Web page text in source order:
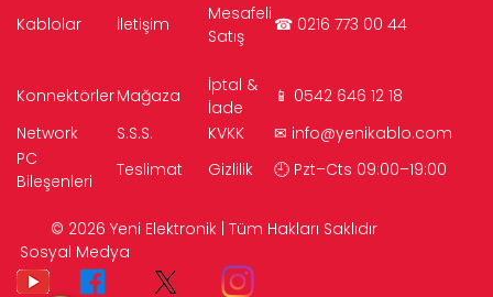
Kablolar İletişim
Mesafeli
Satış
☎ 0216 773 00 44
KonnektörlerMağaza
İptal &
İade
📱 0542 646 12 18
Network
S.S.S. KVKK ✉ info@yenikablo.com
PC
Bileşenleri
Teslimat Gizlilik 🕘 Pzt–Cts 09:00–19:00
© 2026 Yeni Elektronik | Tüm Hakları Saklıdır
Sosyal Medya